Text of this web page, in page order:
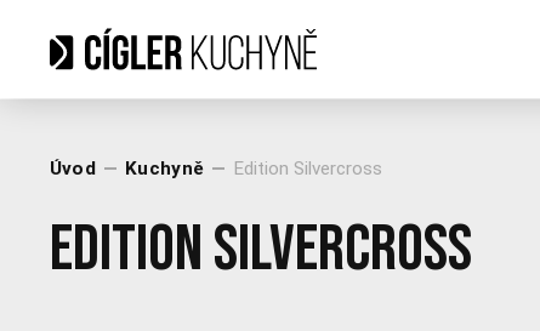
Úvod Kuchyně Edition Silvercross
Edition Silvercross